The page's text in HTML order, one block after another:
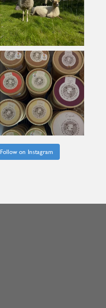
kullanslycka
Jun 24
Follow on Instagram